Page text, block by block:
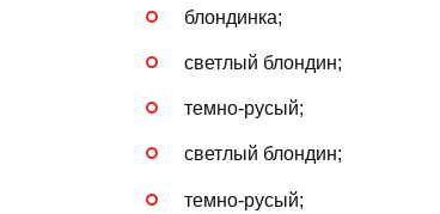
блондинка;
светлый блондин;
темно-русый;
светлый блондин;
темно-русый;